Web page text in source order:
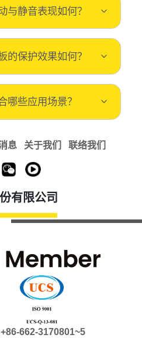
与静音表现如何？
的保护效果如何？
哪些应用场景？
息 关于我们 联络我们
有限公司
+86-662-3170801~5